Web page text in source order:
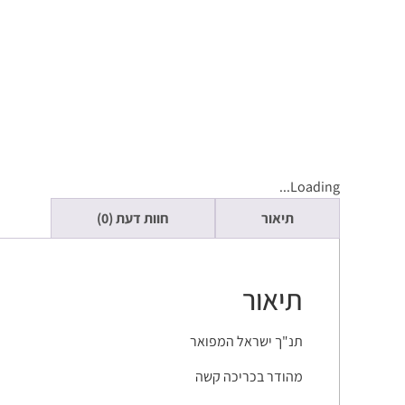
Loading...
תיאור
חוות דעת (0)
תיאור
תנ"ך ישראל המפואר
מהודר בכריכה קשה